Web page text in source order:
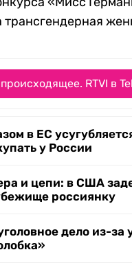
RTVI в
в ЕС
у России
и цепи: в США
россиянку
дело из-за